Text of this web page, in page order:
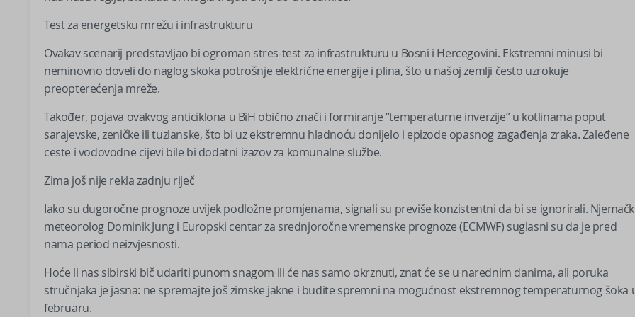
Test za energetsku mrežu i infrastrukturu
Ovakav scenarij predstavljao bi ogroman stres-test za infrastrukturu u Bosni i Hercegovini. Ekstremni minusi bi
neminovno doveli do naglog skoka potrošnje električne energije i plina, što u našoj zemlji često uzrokuje
preopterećenja mreže.
Također, pojava ovakvog anticiklona u BiH obično znači i formiranje “temperaturne inverzije” u kotlinama poput
sarajevske, zeničke ili tuzlanske, što bi uz ekstremnu hladnoću donijelo i epizode opasnog zagađenja zraka. Zaleđene
ceste i vodovodne cijevi bile bi dodatni izazov za komunalne službe.
Zima još nije rekla zadnju riječ
Iako su dugoročne prognoze uvijek podložne promjenama, signali su previše konzistentni da bi se ignorirali.
meteorolog Dominik Jung i Europski centar za srednjoročne vremenske prognoze (ECMWF) suglasni su da je pred
nama period neizvjesnosti.
Hoće li nas sibirski bič udariti punom snagom ili će nas samo okrznuti, znat će se u narednim danima, ali poruka
stručnjaka je jasna: ne spremajte još zimske jakne i budite spremni na mogućnost ekstremnog temperaturnog šoka
februaru.